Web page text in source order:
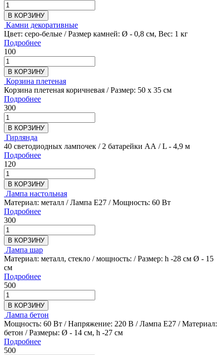
В КОРЗИНУ
Камни декоративные
Цвет: серо-белые / Размер камней: Ø - 0,8 см, Вес: 1 кг
Подробнее
100
В КОРЗИНУ
Корзина плетеная
Корзина плетеная коричневая / Размер: 50 х 35 см
Подробнее
300
В КОРЗИНУ
Гирлянда
40 светодиодных лампочек / 2 батарейки АА / L - 4,9 м
Подробнее
120
В КОРЗИНУ
Лампа настольная
Материал: металл / Лампа E27 / Мощность: 60 Вт
Подробнее
300
В КОРЗИНУ
Лампа шар
Материал: металл, стекло / мощность: / Размер: h -28 см Ø - 15
см
Подробнее
500
В КОРЗИНУ
Лампа бетон
Мощность: 60 Вт / Напряжение: 220 В / Лампа Е27 / Материал:
бетон / Размеры: Ø - 14 см, h -27 см
Подробнее
500